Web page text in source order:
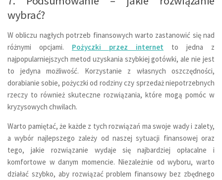
wybrać?
W obliczu nagłych potrzeb finansowych warto zastanowić się nad
różnymi opcjami. Pożyczki przez internet to jedna z
najpopularniejszych metod uzyskania szybkiej gotówki, ale nie jest
to jedyna możliwość. Korzystanie z własnych oszczędności,
dorabianie sobie, pożyczki od rodziny czy sprzedaż niepotrzebnych
rzeczy to również skuteczne rozwiązania, które mogą pomóc w
kryzysowych chwilach.
Warto pamiętać, że każde z tych rozwiązań ma swoje wady i zalety,
a wybór najlepszego zależy od naszej sytuacji finansowej oraz
tego, jakie rozwiązanie wydaje się najbardziej opłacalne i
komfortowe w danym momencie. Niezależnie od wyboru, warto
działać szybko, aby rozwiązać problem finansowy bez zbędnego